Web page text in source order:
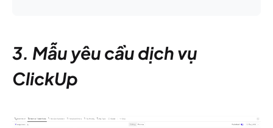
3. Mẫu yêu cầu dịch vụ
ClickUp